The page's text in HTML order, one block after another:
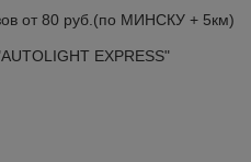
от 80 руб.(по МИНСКУ + 5км)
EXPRESS"